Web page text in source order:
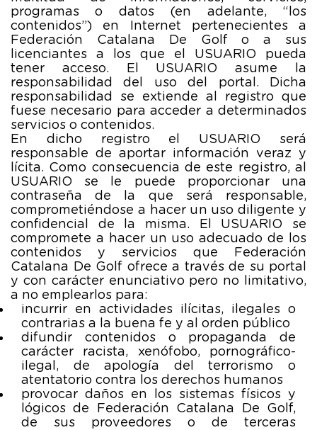
programas o datos (en adelante, “los
contenidos”) en Internet pertenecientes a
Federación Catalana De Golf o a sus
licenciantes a los que el USUARIO pueda
tener acceso. El USUARIO asume la
responsabilidad del uso del portal. Dicha
responsabilidad se extiende al registro que
fuese necesario para acceder a determinados
servicios o contenidos.
En dicho registro el USUARIO será
responsable de aportar información veraz y
lícita. Como consecuencia de este registro, al
USUARIO se le puede proporcionar una
contraseña de la que será responsable,
comprometiéndose a hacer un uso diligente y
confidencial de la misma. El USUARIO se
compromete a hacer un uso adecuado de los
contenidos y servicios que Federación
Catalana De Golf ofrece a través de su portal
y con carácter enunciativo pero no limitativo,
a no emplearlos para:
incurrir en actividades ilícitas, ilegales o
contrarias a la buena fe y al orden público
difundir contenidos o propaganda de
carácter racista, xenófobo, pornográfico-
ilegal, de apología del terrorismo o
atentatorio contra los derechos humanos
provocar daños en los sistemas físicos y
lógicos de Federación Catalana De Golf,
de sus proveedores o de terceras